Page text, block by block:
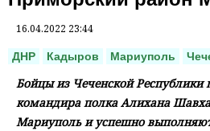
16.04.2022 23:44
ДНР Кадыров Мариуполь
Бойцы из Чеченской Республики
командира полка Алихана
Мариуполь и успешно